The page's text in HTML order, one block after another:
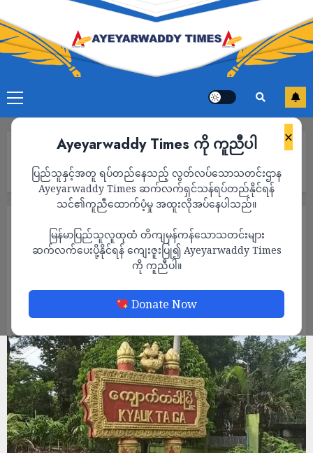
×
Ayeyarwaddy Times ကို ကူညီပါ
ပြည်သူနှင့်အတူ ရပ်တည်နေသည့် လွတ်လပ်သောသတင်းဌာန
Ayeyarwaddy Times ဆက်လက်ရှင်သန်ရပ်တည်နိုင်ရန်
သင်၏ကူညီထောက်ပံ့မှု အထူးလိုအပ်နေပါသည်။
မြန်မာပြည်သူလူထုထံ တိကျမှန်ကန်သောသတင်းများ
ဆက်လက်ပေးပို့နိုင်ရန် ကျေးဇူးပြု၍ Ayeyarwaddy Times
ကို ကူညီပါ။
Donate Now
အကြောင်းမဲ့ ဖမ်းဆီးထားသည့်အတွက် မိသားစုဝင်များစိုးရိမ်နေ
ကျောက်တံခါးတွင် ဒေသခံ ၅ ဦးကို KNLA က ၃
လကျော်ကြာ အကြောင်းမဲ့ ဖမ်းဆီးထား
သည့်အတွက် မိသားစုဝင်များစိုးရိမ်နေ
ADMIN APRIL 16, 2025